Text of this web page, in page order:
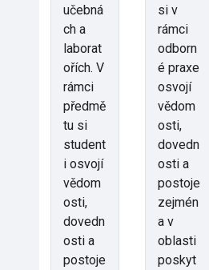
učebná
ch a
laborat
ořích. V
rámci
předmě
tu si
student
i osvojí
vědom
osti,
dovedn
osti a
postoje
si v
rámci
odborn
é praxe
osvojí
vědom
osti,
dovedn
osti a
postoje
zejmén
a v
oblasti
poskyt